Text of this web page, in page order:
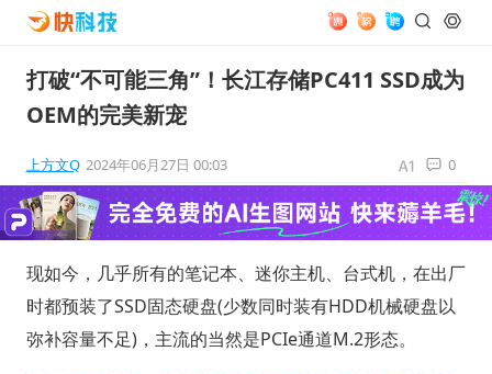
打破“不可能三角”！长江存储PC411 SSD成为
OEM的完美新宠
上方文Q 2024年06月27日 00:03 0
现如今，几乎所有的笔记本、迷你主机、台式机，在出厂
时都预装了SSD固态硬盘(少数同时装有HDD机械硬盘以
弥补容量不足)，主流的当然是PCIe通道M.2形态。